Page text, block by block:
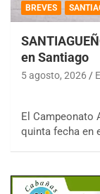
BREVES
en Santiago
5 agosto, 2026
El Campeonato
quinta fecha en